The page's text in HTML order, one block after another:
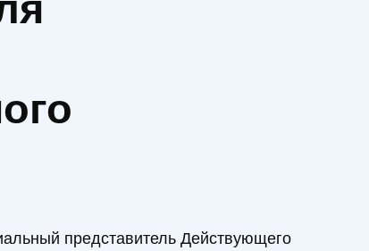
представитель Действующего